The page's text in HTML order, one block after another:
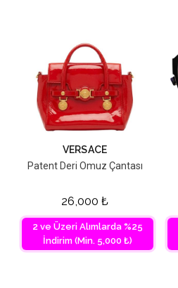
VERSACE
Patent Deri Omuz Çantası
26,000 ₺
2 ve Üzeri Alımlarda %25
İndirim (Min. 5,000 ₺)